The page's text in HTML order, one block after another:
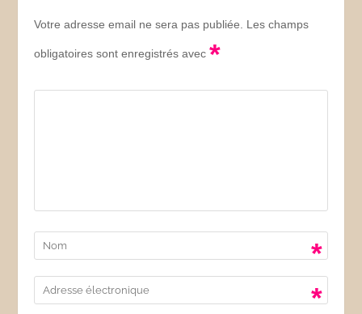
Votre adresse email ne sera pas publiée. Les champs
obligatoires sont enregistrés avec*
*
*